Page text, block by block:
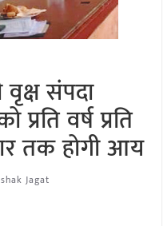
संपदा
प्रति वर्ष प्रति
तक होगी आय
Jagat